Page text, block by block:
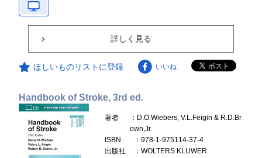
詳しく見る
ほしいものリストに登録 いいね
Handbook of Stroke, 3rd ed.
著者
：D.O.Wiebers, V.L.Feigin & R.D.Br
own,Jr.
ISBN
：978-1-975114-37-4
出版社
：WOLTERS KLUWER